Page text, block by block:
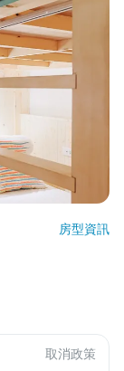
房型資訊
取消政策